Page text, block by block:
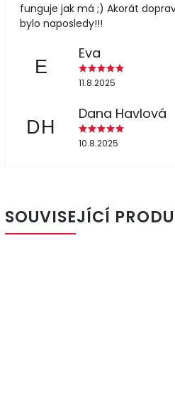
funguje jak má ;) Akorát
bylo naposledy!!!
E
Eva
11.8.2025
DH
Dana Havlová
10.8.2025
SOUVISEJÍCÍ